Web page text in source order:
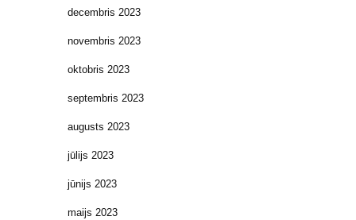
decembris 2023
novembris 2023
oktobris 2023
septembris 2023
augusts 2023
jūlijs 2023
jūnijs 2023
maijs 2023